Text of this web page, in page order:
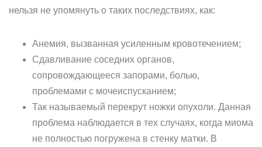
нельзя не упомянуть о таких последствиях, как:
Анемия, вызванная усиленным кровотечением;
Сдавливание соседних органов,
сопровождающееся запорами, болью,
проблемами с мочеиспусканием;
Так называемый перекрут ножки опухоли. Данная
проблема наблюдается в тех случаях, когда миома
не полностью погружена в стенку матки. В